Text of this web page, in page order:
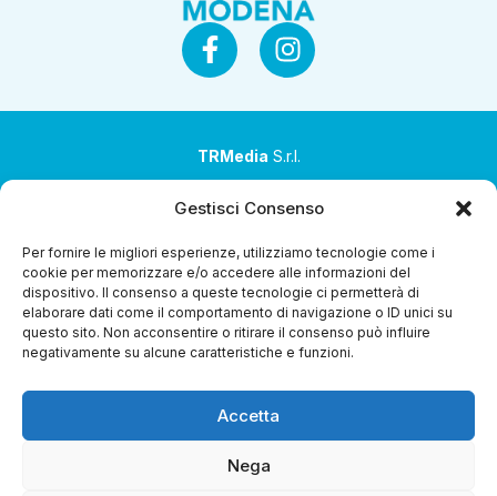
Gestisci Consenso
Per fornire le migliori esperienze, utilizziamo tecnologie come i
cookie per memorizzare e/o accedere alle informazioni del
dispositivo. Il consenso a queste tecnologie ci permetterà di
elaborare dati come il comportamento di navigazione o ID unici su
questo sito. Non acconsentire o ritirare il consenso può influire
negativamente su alcune caratteristiche e funzioni.
Accetta
Nega
TRMedia S.r.l.
coordinamento da parte di Coop Alleanza 3.0 Soc. Coop.
Sede legale: via Ragazzi del ’99 nr. 51 42124 Reggio Emilia
(RE)
P.Iva 00651840365
Home i Programmi Diretta Streaming Guida TV
Chi
Gerenza